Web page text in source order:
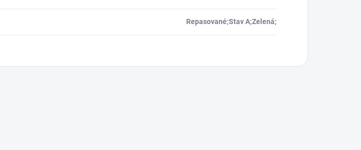
Repasované;Stav A;Zelená;